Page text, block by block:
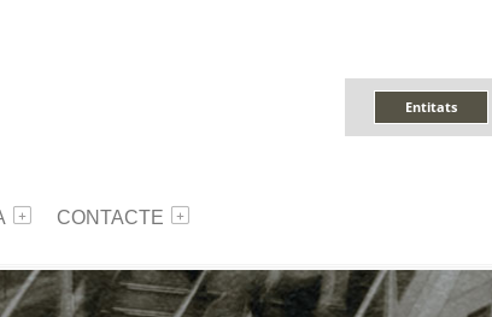
Entitats
CONTACTE